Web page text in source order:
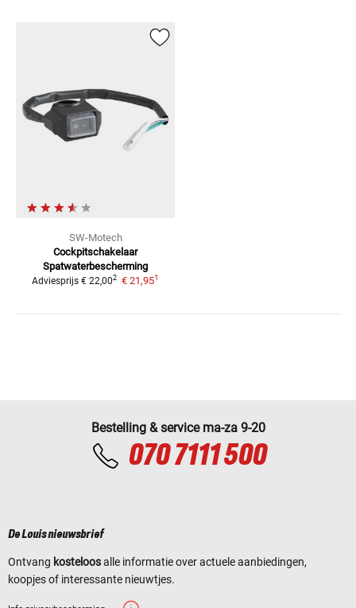
SW-Motech
Cockpitschakelaar
Spatwaterbescherming
Adviesprijs € 22,002 € 21,951
Bestelling & service ma-za 9-20
070 7111 500
De Louis nieuwsbrief
Ontvang kosteloosalle informatie over actuele aanbiedingen,
koopjes of interessante nieuwtjes.